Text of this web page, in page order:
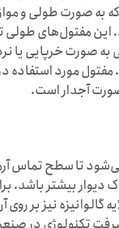
به صورت طولی و
این مفتول‌های
صورت خرپایی یا
مورد استفاده در
آجدار است.
تا سطح تماس
دیوار بیشتر باشد.
گالوانیزه نیز بر